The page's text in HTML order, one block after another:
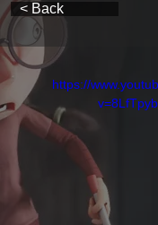
< Back
https://